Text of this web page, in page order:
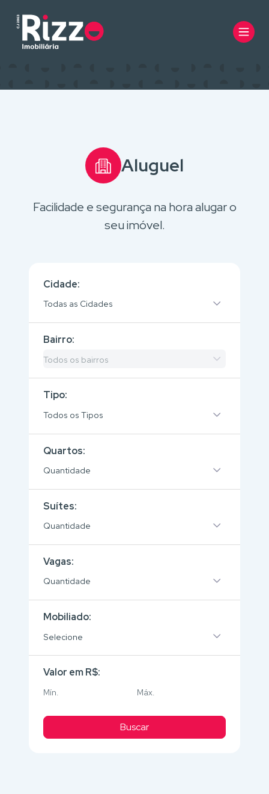
Aluguel
Facilidade e segurança na hora alugar o
seu imóvel.
Cidade:
Todas as Cidades
Bairro:
Todos os bairros
Tipo:
Todos os Tipos
Quartos:
Quantidade
Suítes:
Quantidade
Vagas:
Quantidade
Mobiliado:
Selecione
Valor em R$:
Buscar